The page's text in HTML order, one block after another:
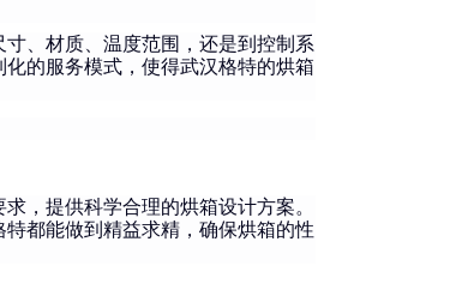
、材质、温度范围，还是到控制系
的服务模式，使得武汉格特的烘箱
，提供科学合理的烘箱设计方案。
都能做到精益求精，确保烘箱的性